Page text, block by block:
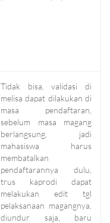
Tidak bisa, validasi di
melisa dapat dilakukan di
masa pendaftaran,
sebelum masa magang
berlangsung, jadi
mahasiswa harus
membatalkan
pendaftarannya dulu,
trus kaprodi dapat
melakukan edit tgl
pelaksanaan magangnya,
diundur saja, baru